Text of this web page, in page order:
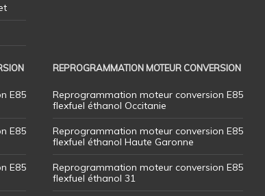
E85
E85
E85
REPROGRAMMATION MOTEUR CONVERSION
Reprogrammation moteur conversion E85
flexfuel éthanol Occitanie
Reprogrammation moteur conversion E85
flexfuel éthanol Haute Garonne
Reprogrammation moteur conversion E85
flexfuel éthanol 31